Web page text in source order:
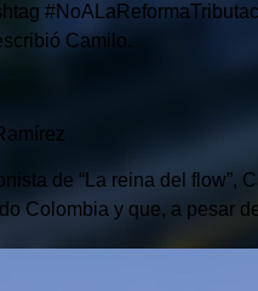
Camilo.
de “La reina del
Colombia y que, a pesar